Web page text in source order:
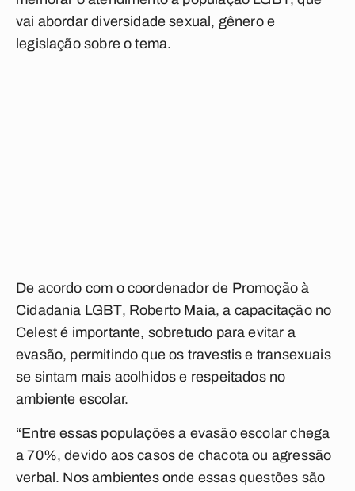
vai abordar diversidade sexual, gênero e
legislação sobre o tema.
De acordo com o coordenador de Promoção à
Cidadania LGBT, Roberto Maia, a capacitação no
Celest é importante, sobretudo para evitar a
evasão, permitindo que os travestis e transexuais
se sintam mais acolhidos e respeitados no
ambiente escolar.
“Entre essas populações a evasão escolar chega
a 70%, devido aos casos de chacota ou agressão
verbal. Nos ambientes onde essas questões são